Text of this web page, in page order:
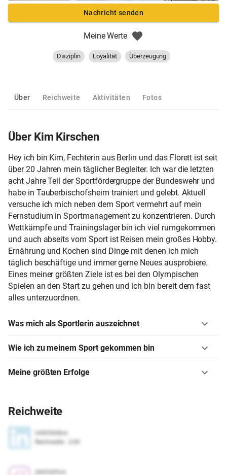
Nachricht senden
Meine Werte
Disziplin Loyalität Überzeugung
Über Reichweite Aktivitäten Fotos
Über Kim Kirschen
Hey ich bin Kim, Fechterin aus Berlin und das Florett ist seit
über 20 Jahren mein täglicher Begleiter. Ich war die letzten
acht Jahre Teil der Sportfördergruppe der Bundeswehr und
habe in Tauberbischofsheim trainiert und gelebt. Aktuell
versuche ich mich neben dem Sport vermehrt auf mein
Fernstudium in Sportmanagement zu konzentrieren. Durch
Wettkämpfe und Trainingslager bin ich viel rumgekommen
und auch abseits vom Sport ist Reisen mein großes Hobby.
Ernährung und Kochen sind Dinge mit denen ich mich
täglich beschäftige und immer gerne Neues ausprobiere.
Eines meiner größten Ziele ist es bei den Olympischen
Spielen an den Start zu gehen und ich bin bereit dem fast
alles unterzuordnen.
Was mich als Sportlerin auszeichnet
Wie ich zu meinem Sport gekommen bin
Meine größten Erfolge
Reichweite
n4i82kbfjoo
Reichweite